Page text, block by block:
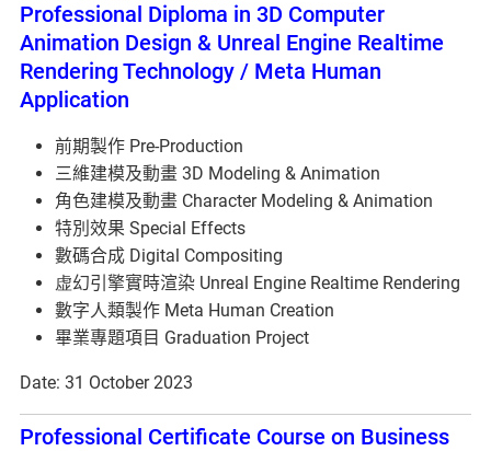
Professional Diploma in 3D Computer
Animation Design & Unreal Engine Realtime
Rendering Technology / Meta Human
Application
前期製作 Pre-Production
三維建模及動畫 3D Modeling & Animation
角色建模及動畫 Character Modeling & Animation
特別效果 Special Effects
數碼合成 Digital Compositing
虚幻引擎實時渲染 Unreal Engine Realtime Rendering
數字人類製作 Meta Human Creation
畢業專題項目 Graduation Project
Date: 31 October 2023
Professional Certificate Course on Business